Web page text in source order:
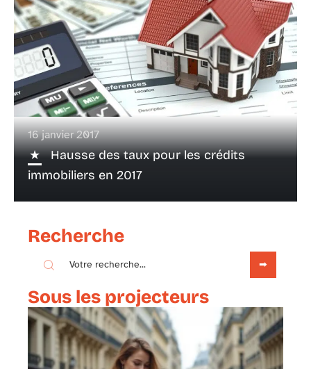
16 janvier 2017
Hausse des taux pour les crédits
immobiliers en 2017
Recherche
Sous les projecteurs